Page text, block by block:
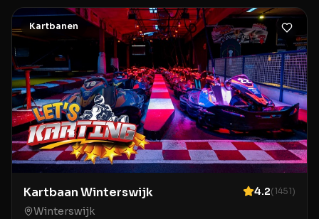
locatie een fantastische dag uit voor jong en oud. B
Kartbanen
Kartbaan Winterswijk 4.2(1451)
Winterswijk